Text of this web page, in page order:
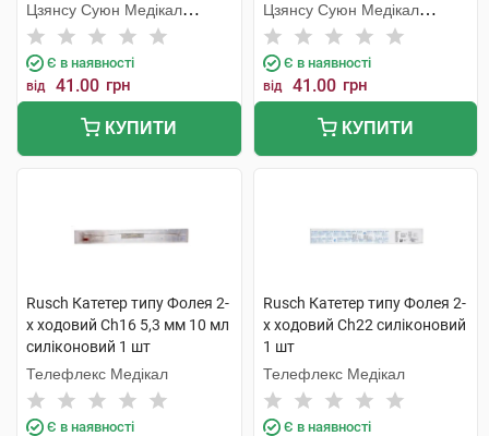
Цзянсу Суюн Медікал
Метіріалс
Є в наявності
від 41.00 грн
КУПИТИ
Цзянсу Суюн Медікал
Метіріалс
Є в наявності
від 41.00 грн
КУПИТИ
Rusch Катетер типу Фолея 2-
х ходовий Ch16 5,3 мм 10 мл
силіконовий 1 шт
Телефлекс Медікал
Є в наявності
Rusch Катетер типу Фолея 2-
х ходовий Ch22 силіконовий
1 шт
Телефлекс Медікал
Є в наявності